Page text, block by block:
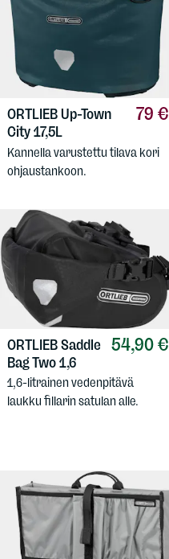
79 €
ORTLIEBUp-Town
City 17,5L
Kannella varustettu tilava kori
ohjaustankoon.
54,90 €
ORTLIEBSaddle
Bag Two 1,6
1,6-litrainen vedenpitävä
laukku fillarin satulan alle.